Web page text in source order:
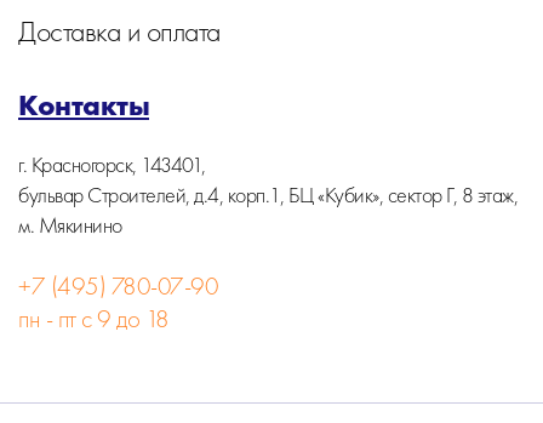
Доставка и оплата
Контакты
г. Красногорск, 143401,
бульвар Строителей, д.4, корп.1, БЦ «Кубик», сектор Г, 8 этаж,
м. Мякинино
+7 (495) 780-07-90
пн - пт с 9 до 18